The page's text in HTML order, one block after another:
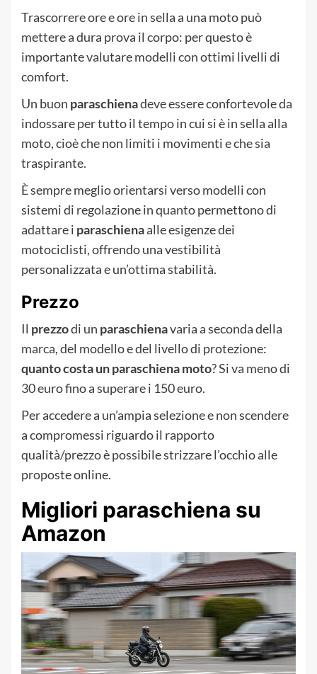
Trascorrere ore e ore in sella a una moto può
mettere a dura prova il corpo: per questo è
importante valutare modelli con ottimi livelli di
comfort.
Un buon paraschienadeve essere confortevole da
indossare per tutto il tempo in cui si è in sella alla
moto, cioè che non limiti i movimenti e che sia
traspirante.
È sempre meglio orientarsi verso modelli con
sistemi di regolazione in quanto permettono di
adattare i paraschienaalle esigenze dei
motociclisti, offrendo una vestibilità
personalizzata e un’ottima stabilità.
Prezzo
Il prezzodi un paraschienavaria a seconda della
marca, del modello e del livello di protezione:
quanto costa un paraschiena moto? Si va meno di
30 euro fino a superare i 150 euro.
Per accedere a un’ampia selezione e non scendere
a compromessi riguardo il rapporto
qualità/prezzo è possibile strizzare l’occhio alle
proposte online.
Migliori paraschiena su
Amazon